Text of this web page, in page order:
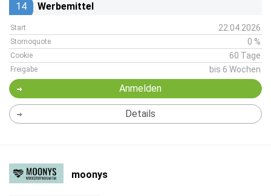
14 Werbemittel
Start 22.04.2026
Stornoquote 0 %
Cookie 60 Tage
Freigabe bis 6 Wochen
Anmelden
Details
moonys